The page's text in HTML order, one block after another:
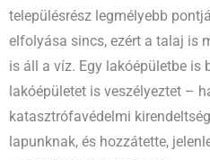
településrész legmélyebb
elfolyása sincs, ezért a talaj is
is áll a víz. Egy lakóépületbe is
lakóépületet is veszélyeztet –
katasztrófavédelmi
lapunknak, és hozzátette,